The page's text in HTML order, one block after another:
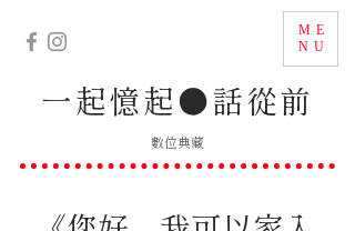
ME
NU
一起憶起●話從前
數位典藏